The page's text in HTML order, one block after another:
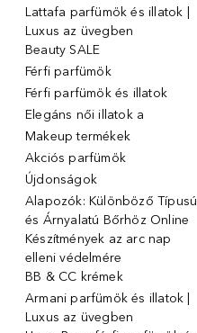
Lattafa parfümök és illatok |
Luxus az üvegben
Beauty SALE
Férfi parfümök
Férfi parfümök és illatok
Elegáns női illatok ️a
Makeup termékek
Akciós parfümök
Újdonságok
Alapozók: Különböző Típusú
és Árnyalatú Bőrhöz Online
Készítmények az arc nap
elleni védelmére
BB & CC krémek
Armani parfümök és illatok |
Luxus az üvegben